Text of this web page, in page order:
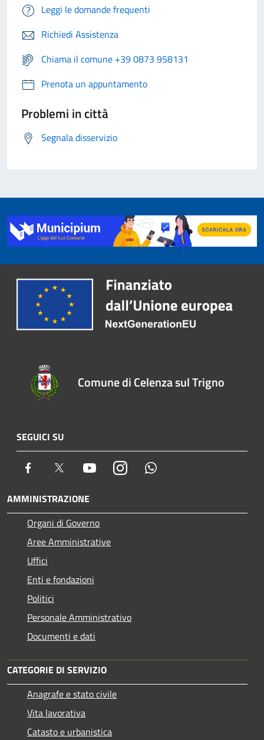
Leggi le domande frequenti
Richiedi Assistenza
Chiama il comune +39 0873 958131
Prenota un appuntamento
Problemi in città
Segnala disservizio
Comune di Celenza sul Trigno
SEGUICI SU
Facebook Twitter YoutubeInstagram
AMMINISTRAZIONE
Organi di Governo
Aree Amministrative
Uffici
Enti e fondazioni
Politici
Personale Amministrativo
Documenti e dati
CATEGORIE DI SERVIZIO
Anagrafe e stato civile
Vita lavorativa
Catasto e urbanistica